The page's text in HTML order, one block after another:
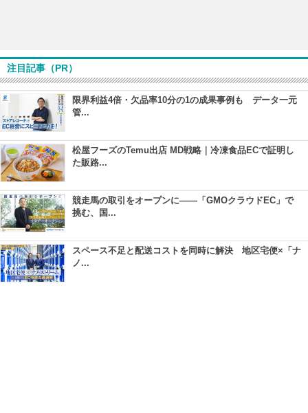
注目記事（PR）
限界利益4倍・欠品率10分の1の成果事例も データ一元
管...
松屋フーズのTemu出店 MD戦略｜冷凍食品ECで証明し
た販路...
競走馬の取引をオープンに――「GMOクラウドEC」で
挑む、国...
スペース不足と配送コストを同時に解決 地区宅便×「ナ
ノ...